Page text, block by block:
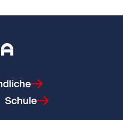
Schule